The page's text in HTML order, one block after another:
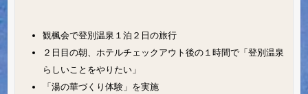
観楓会で登別温泉１泊２日の旅行
２日目の朝、ホテルチェックアウト後の１時間で「登別温泉
らしいことをやりたい」
「湯の華づくり体験」を実施